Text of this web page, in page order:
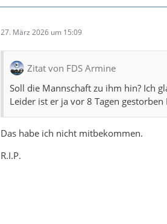
27. März 2026 um 15:09
Zitat von FDS Armine
Soll die Mannschaft zu ihm hin? Ich
Leider ist er ja vor 8 Tagen gestorben
Das habe ich nicht mitbekommen.
R.I.P.